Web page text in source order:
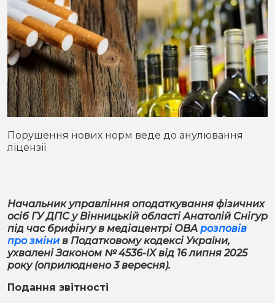
Новини
Кримінал
Здоров'я
Приватна думка
В кулуарах
Місто
Відео
Конфлікти
Партнери
Історія
Спорт
Футбол
Контакти
Порушення нових норм веде до анулювання
ліцензії
Начальник управління оподаткування фізичних
осіб ГУ ДПС у Вінницькій області Анатолій Снігур
під час брифінгу в медіацентрі ОВА розповів
про зміни в Податковому кодексі України,
ухвалені Законом № 4536-IX від 16 липня 2025
року (оприлюднено 3 вересня).
Подання звітності